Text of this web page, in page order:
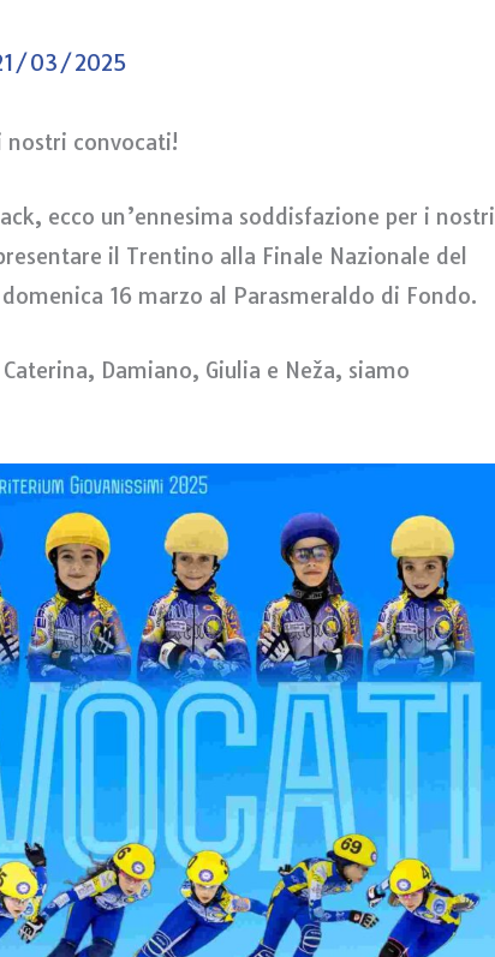
03/2025
nostri convocati!
ecco un’ennesima soddisfazione per i nostri
il Trentino alla Finale Nazionale del
16 marzo al Parasmeraldo di Fondo.
Damiano, Giulia e Neža, siamo